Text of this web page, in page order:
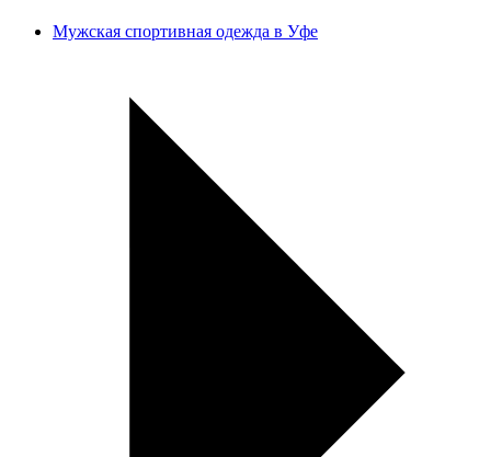
Мужская спортивная одежда в Уфе